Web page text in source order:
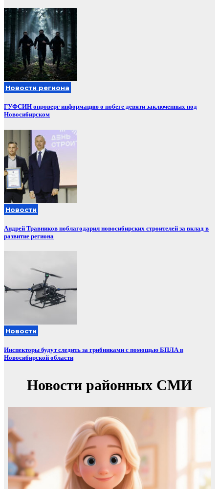
Новости региона
ГУФСИН опроверг информацию о побеге девяти заключенных под
Новосибирском
Новости
Андрей Травников поблагодарил новосибирских строителей за вклад в
развитие региона
Новости
Инспекторы будут следить за грибниками с помощью БПЛА в
Новосибирской области